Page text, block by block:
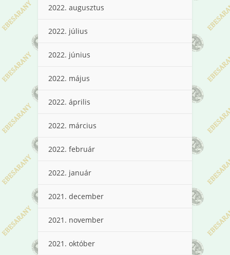
2022. augusztus
2022. július
2022. június
2022. május
2022. április
2022. március
2022. február
2022. január
2021. december
2021. november
2021. október